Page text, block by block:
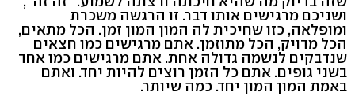
ושניכם מרגישים אותו דבר. זו הרגשה משכרת
ומופלאה, כזו שחיכית לה המון המון זמן. הכל מתאים,
הכל מדויק, הכל מתוזמן. אתם מרגישים כמו חצאים
שנדבקים לנשמה גדולה אחת. אתם מרגישים כמו אחד
בשני גופים. אתם כל הזמן רוצים להיות יחד. ואתם
באמת המון המון יחד. כמה שיותר.